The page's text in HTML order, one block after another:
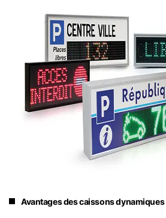
Avantages des caissons dynamiques